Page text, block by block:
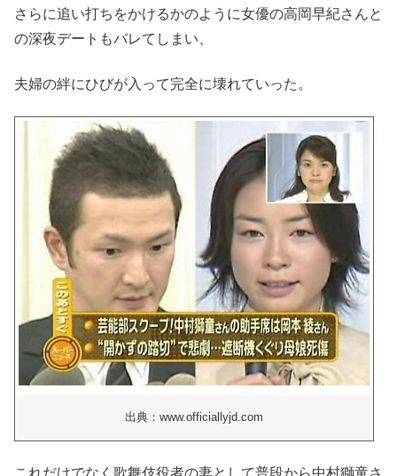
さらに追い打ちをかけるかのように女優の高岡早紀さんと
の深夜デートもバレてしまい、
夫婦の絆にひびが入って完全に壊れていった。
出典：www.officiallyjd.com